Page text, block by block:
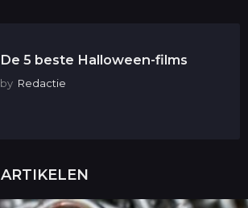
De 5 beste Halloween-films
by Redactie
ARTIKELEN